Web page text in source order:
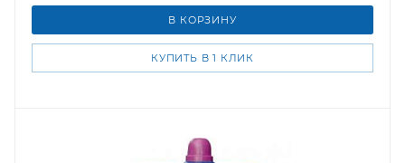
В КОРЗИНУ
КУПИТЬ В 1 КЛИК